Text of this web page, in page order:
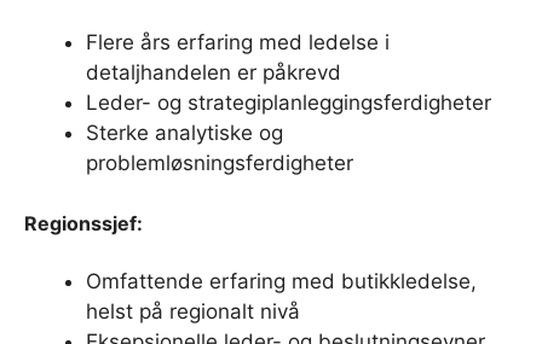
Flere års erfaring med ledelse i
detaljhandelen er påkrevd
Leder- og strategiplanleggingsferdigheter
Sterke analytiske og
problemløsningsferdigheter
Regionssjef:
Omfattende erfaring med butikkledelse,
helst på regionalt nivå